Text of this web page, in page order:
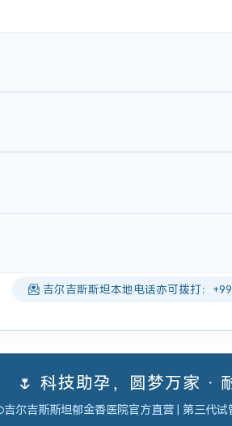
吉尔吉斯斯坦本地电话亦可拨打：
🌷 科技助孕，圆梦万家 ·
吉尔吉斯斯坦郁金香医院官方直营 | 第三代